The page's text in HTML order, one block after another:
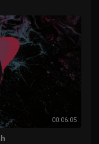
00:06:05